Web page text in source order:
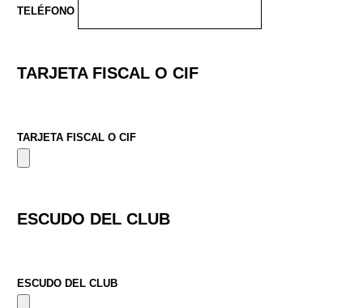
TELÉFONO
TARJETA FISCAL O CIF
TARJETA FISCAL O CIF
ESCUDO DEL CLUB
ESCUDO DEL CLUB